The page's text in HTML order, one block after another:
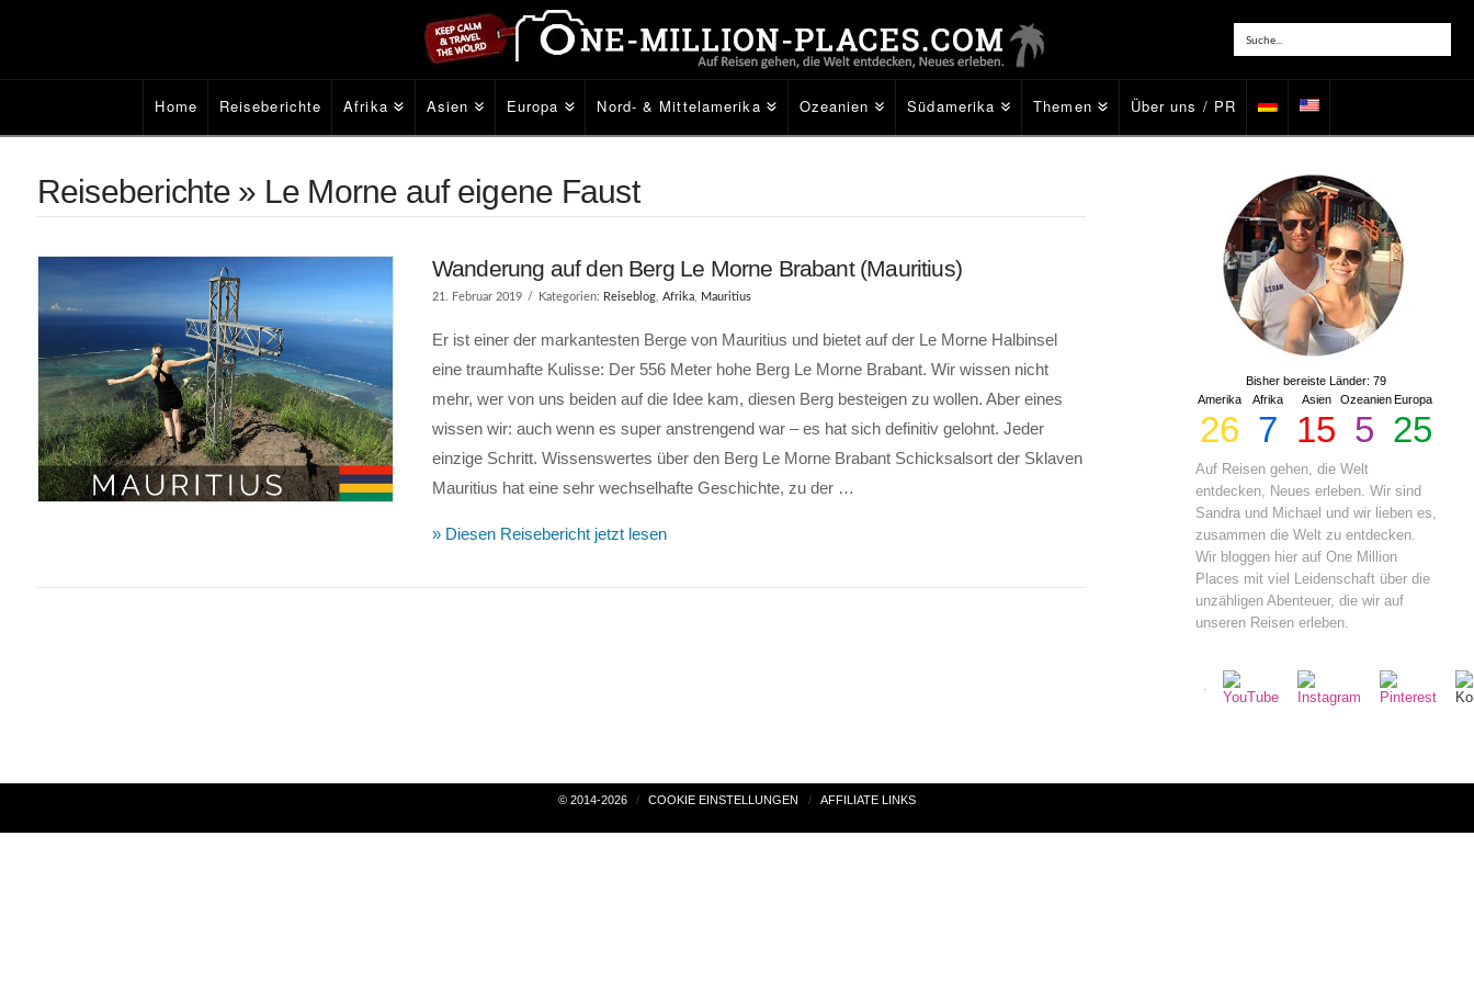
Home Reiseberichte Afrika Asien Europa Nord- & Mittelamerika Ozeanien Südamerika Themen Über uns / PR
Reiseberichte » Le Morne auf eigene Faust
Wanderung auf den Berg Le Morne Brabant (Mauritius)
21. Februar 2019 Kategorien: Reiseblog, Afrika, Mauritius
Er ist einer der markantesten Berge von Mauritius und bietet auf der Le Morne Halbinsel
eine traumhafte Kulisse: Der 556 Meter hohe Berg Le Morne Brabant. Wir wissen nicht
mehr, wer von uns beiden auf die Idee kam, diesen Berg besteigen zu wollen. Aber eines
wissen wir: auch wenn es super anstrengend war – es hat sich definitiv gelohnt. Jeder
einzige Schritt. Wissenswertes über den Berg Le Morne Brabant Schicksalsort der Sklaven
Mauritius hat eine sehr wechselhafte Geschichte, zu der …
» Diesen Reisebericht jetzt lesen
Bisher bereiste Länder: 79
Amerika
26
Afrika
7
Asien
15
Ozeanien
5
Europa
25
Auf Reisen gehen, die Welt
entdecken, Neues erleben. Wir sind
Sandra und Michael und wir lieben es,
zusammen die Welt zu entdecken.
Wir bloggen hier auf One Million
Places mit viel Leidenschaft über die
unzähligen Abenteuer, die wir auf
unseren Reisen erleben.
© 2014-2026 COOKIE EINSTELLUNGEN AFFILIATE LINKS